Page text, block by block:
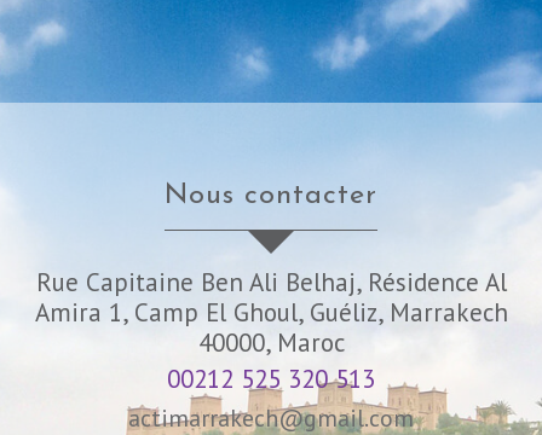
nous contacter
Rue Capitaine Ben Ali Belhaj, Résidence Al
Amira 1, Camp El Ghoul, Guéliz, Marrakech
40000, Maroc
00212 525 320 513
actimarrakech@gmail.com